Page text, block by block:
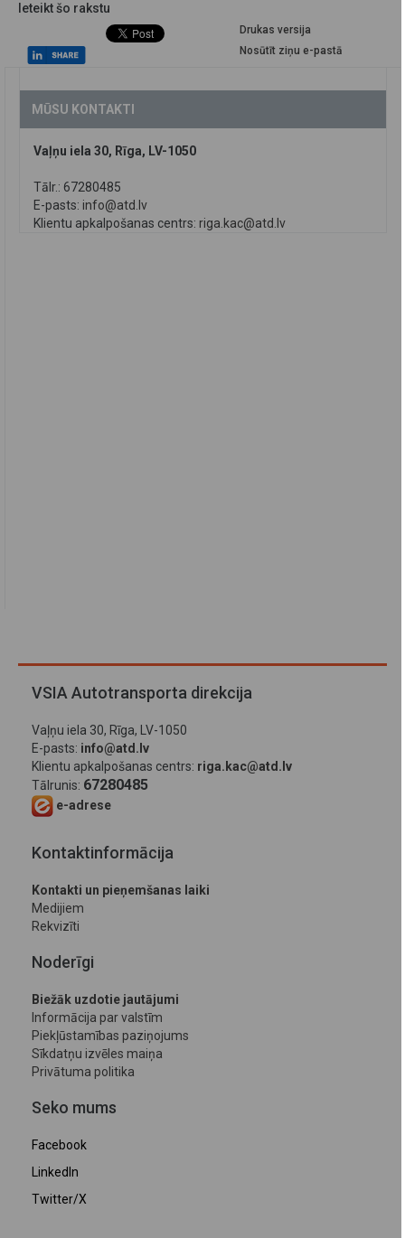
Ieteikt šo rakstu
Drukas versija
Nosūtīt ziņu e-pastā
MŪSU KONTAKTI
Vaļņu iela 30, Rīga, LV-1050
Tālr.: 67280485
E-pasts: info@atd.lv
Klientu apkalpošanas centrs: riga.kac@atd.lv
VSIA Autotransporta direkcija
Vaļņu iela 30, Rīga, LV-1050
E-pasts: info@atd.lv
Klientu apkalpošanas centrs: riga.kac@atd.lv
Tālrunis: 67280485
e-adrese
Kontaktinformācija
Kontakti un pieņemšanas laiki
Medijiem
Rekvizīti
Noderīgi
Biežāk uzdotie jautājumi
Informācija par valstīm
Piekļūstamības paziņojums
Sīkdatņu izvēles maiņa
Privātuma politika
Seko mums
Facebook
LinkedIn
Twitter/X